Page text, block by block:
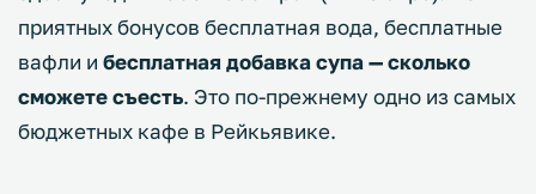
приятных бонусов бесплатная вода, бесплатные
вафли и бесплатная добавка супа — сколько
сможете съесть. Это по-прежнему одно из самых
бюджетных кафе в Рейкьявике.